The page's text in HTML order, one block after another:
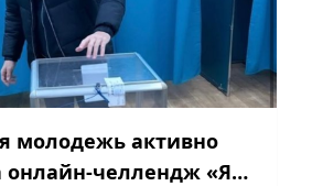
молодежь активно
онлайн-челлендж «Я